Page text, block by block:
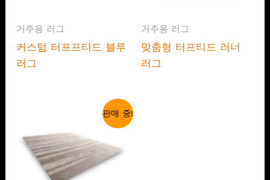
거주용 러그
커스텀 터프프티드 블루
러그
거주용 러그
맞춤형 터프티드 러너
러그
판매 중!